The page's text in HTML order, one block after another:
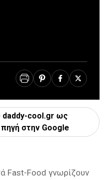
daddy-cool.gr ως
στην Google
Fast-Food γνωρίζουν